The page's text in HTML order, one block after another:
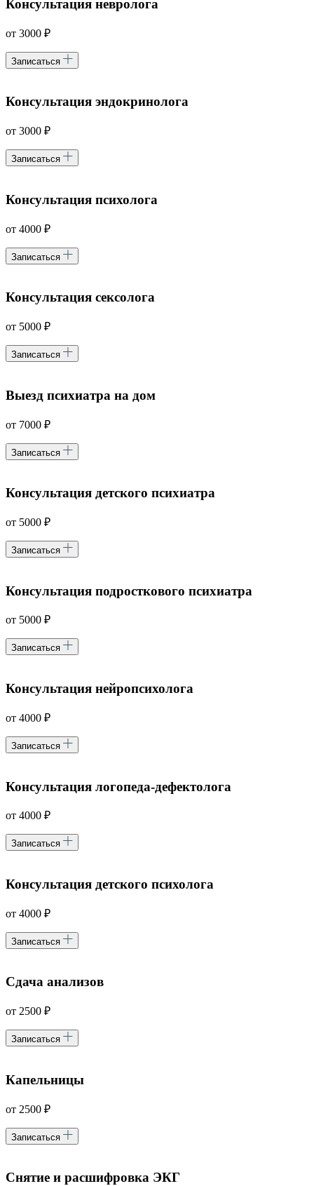
Консультация невролога
от 3000 ₽
Записаться
Консультация эндокринолога
от 3000 ₽
Записаться
Консультация психолога
от 4000 ₽
Записаться
Консультация сексолога
от 5000 ₽
Записаться
Выезд психиатра на дом
от 7000 ₽
Записаться
Консультация детского психиатра
от 5000 ₽
Записаться
Консультация подросткового психиатра
от 5000 ₽
Записаться
Консультация нейропсихолога
от 4000 ₽
Записаться
Консультация логопеда-дефектолога
от 4000 ₽
Записаться
Консультация детского психолога
от 4000 ₽
Записаться
Сдача анализов
от 2500 ₽
Записаться
Капельницы
от 2500 ₽
Записаться
Снятие и расшифровка ЭКГ